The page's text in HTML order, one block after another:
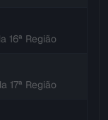
16ª Região
17ª Região